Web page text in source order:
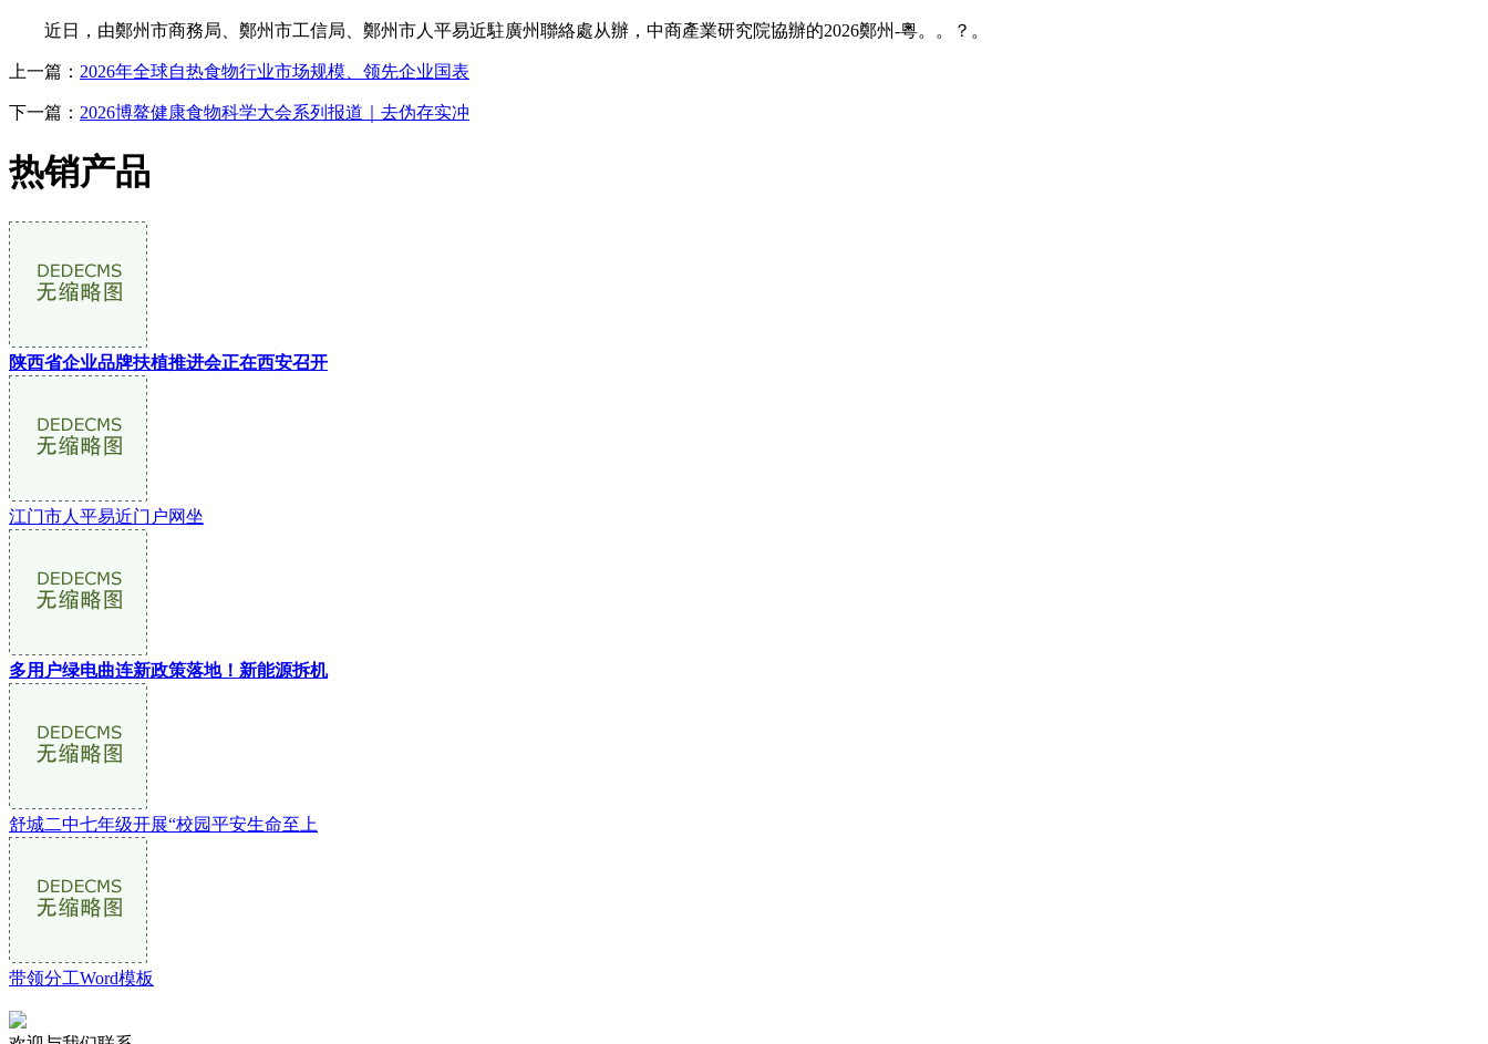
近日，由鄭州市商務局、鄭州市工信局、鄭州市人平易近駐廣州聯絡處从辦，中商產業研究院協辦的2026鄭州-粵。。？。
上一篇： 2026年全球自热食物行业市场规模、领先企业国表
下一篇： 2026博鳌健康食物科学大会系列报道｜去伪存实冲
热销产品
陕西省企业品牌扶植推进会正在西安召开
江门市人平易近门户网坐
多用户绿电曲连新政策落地！新能源拆机
舒城二中七年级开展“校园平安生命至上
带领分工Word模板